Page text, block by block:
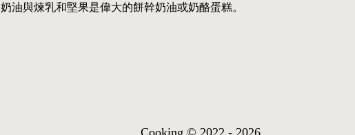
奶油與煉乳和堅果是偉大的餅幹奶油或奶酪蛋糕。
Cooking © 2022 - 2026